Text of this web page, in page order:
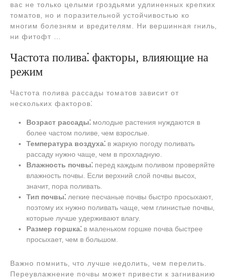
вас не только целыми гроздьями удлиненных крепких
томатов‚ но и поразительной устойчивостью ко
многим болезням и вредителям. Ни вершинная гниль‚
ни фитофт …
Частота полива⁚ факторы‚ влияющие на
режим
Частота полива рассады томатов зависит от
нескольких факторов⁚
Возраст рассады⁚ молодые растения нуждаются в
более частом поливе‚ чем взрослые.
Температура воздуха⁚ в жаркую погоду поливать
рассаду нужно чаще‚ чем в прохладную.
Влажность почвы⁚ перед каждым поливом проверяйте
влажность почвы. Если верхний слой почвы высох‚
значит‚ пора поливать.
Тип почвы⁚ легкие песчаные почвы быстро просыхают‚
поэтому их нужно поливать чаще‚ чем глинистые почвы‚
которые лучше удерживают влагу.
Размер горшка⁚ в маленьком горшке почва быстрее
просыхает‚ чем в большом.
Важно помнить‚ что лучше недолить‚ чем перелить.
Переувлажнение почвы может привести к загниванию